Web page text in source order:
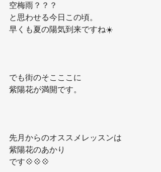
空梅雨？？？
と思わせる今日この頃。
早くも夏の陽気到来ですね☀️
でも街のそこここに
紫陽花が満開です。
先月からのオススメレッスンは
紫陽花のあかり
です💠💠💠